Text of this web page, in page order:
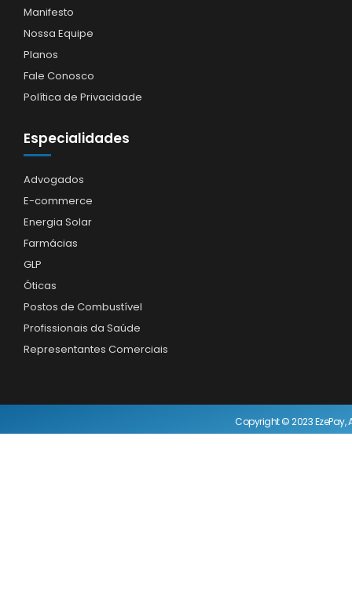
Manifesto
Nossa Equipe
Planos
Fale Conosco
Política de Privacidade
Especialidades
Advogados
E-commerce
Energia Solar
Farmácias
GLP
Óticas
Postos de Combustível
Profissionais da Saúde
Representantes Comerciais
Copyright © 2023 EzePay,